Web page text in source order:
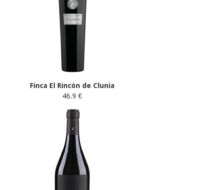
Finca El Rincón de Clunia
46.9 €